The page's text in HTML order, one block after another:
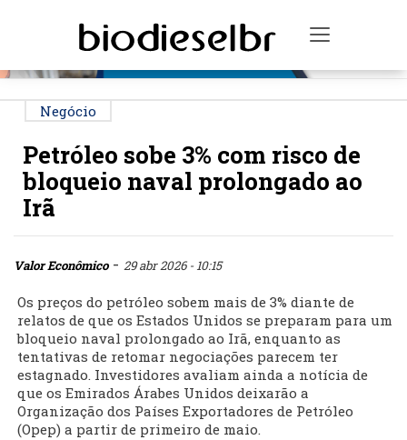
Toggle
Negócio
Petróleo sobe 3% com risco de
bloqueio naval prolongado ao
Irã
Valor Econômico- 29 abr 2026 - 10:15
Os preços do petróleo sobem mais de 3% diante de
relatos de que os Estados Unidos se preparam para um
bloqueio naval prolongado ao Irã, enquanto as
tentativas de retomar negociações parecem ter
estagnado. Investidores avaliam ainda a notícia de
que os Emirados Árabes Unidos deixarão a
Organização dos Países Exportadores de Petróleo
(Opep) a partir de primeiro de maio.